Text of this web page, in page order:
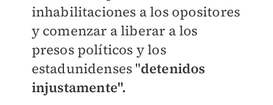
inhabilitaciones a los opositores
y comenzar a liberar a los
presos políticos y los
estadunidenses "detenidos
injustamente".